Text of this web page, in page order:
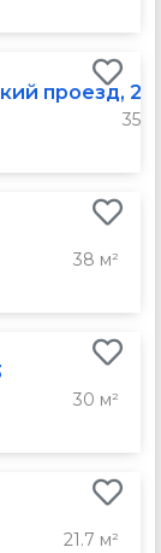
проезд,
35
38 м²
30 м²
21.7 м²